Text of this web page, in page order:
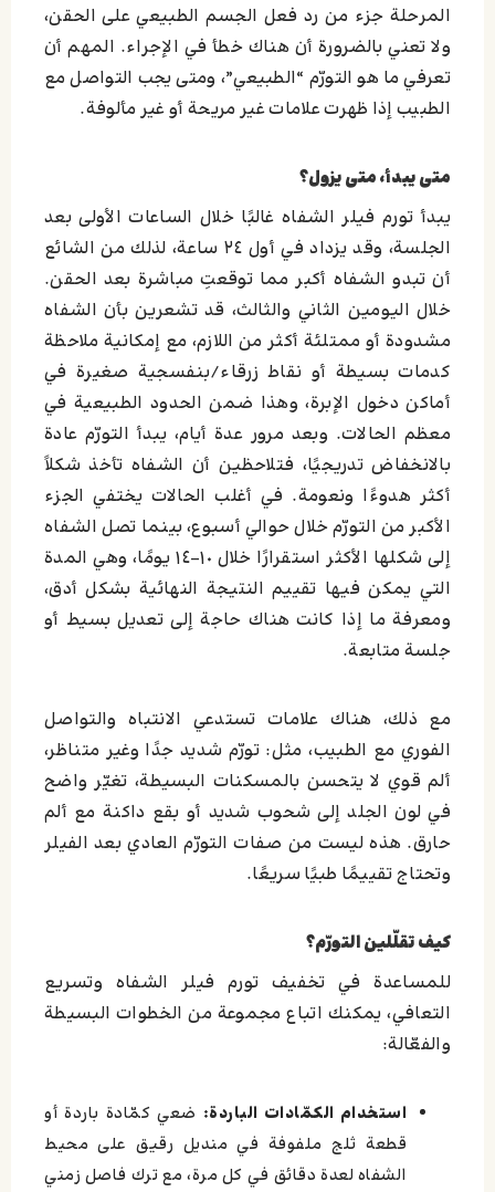
المرحلة جزء من رد فعل الجسم الطبيعي على الحقن،
ولا تعني بالضرورة أن هناك خطأ في الإجراء. المهم أن
تعرفي ما هو التورّم “الطبيعي”، ومتى يجب التواصل مع
الطبيب إذا ظهرت علامات غير مريحة أو غير مألوفة.
متى يبدأ، متى يزول؟
يبدأ تورم فيلر الشفاه غالبًا خلال الساعات الأولى بعد
الجلسة، وقد يزداد في أول ٢٤ ساعة، لذلك من الشائع
أن تبدو الشفاه أكبر مما توقعتِ مباشرة بعد الحقن.
خلال اليومين الثاني والثالث، قد تشعرين بأن الشفاه
مشدودة أو ممتلئة أكثر من اللازم، مع إمكانية ملاحظة
كدمات بسيطة أو نقاط زرقاء/بنفسجية صغيرة في
أماكن دخول الإبرة، وهذا ضمن الحدود الطبيعية في
معظم الحالات. وبعد مرور عدة أيام، يبدأ التورّم عادة
بالانخفاض تدريجيًا، فتلاحظين أن الشفاه تأخذ شكلاً
أكثر هدوءًا ونعومة. في أغلب الحالات يختفي الجزء
الأكبر من التورّم خلال حوالي أسبوع، بينما تصل الشفاه
إلى شكلها الأكثر استقرارًا خلال ١٠–١٤ يومًا، وهي المدة
التي يمكن فيها تقييم النتيجة النهائية بشكل أدق،
ومعرفة ما إذا كانت هناك حاجة إلى تعديل بسيط أو
جلسة متابعة.
مع ذلك، هناك علامات تستدعي الانتباه والتواصل
الفوري مع الطبيب، مثل: تورّم شديد جدًا وغير متناظر،
ألم قوي لا يتحسن بالمسكنات البسيطة، تغيّر واضح
في لون الجلد إلى شحوب شديد أو بقع داكنة مع ألم
حارق. هذه ليست من صفات التورّم العادي بعد الفيلر
وتحتاج تقييمًا طبيًا سريعًا.
كيف تقلّلين التورّم؟
للمساعدة في تخفيف تورم فيلر الشفاه وتسريع
التعافي، يمكنك اتباع مجموعة من الخطوات البسيطة
والفعّالة:
استخدام الكمّادات الباردة: ضعي كمّادة باردة أو
قطعة ثلج ملفوفة في منديل رقيق على محيط
الشفاه لعدة دقائق في كل مرة، مع ترك فاصل زمني